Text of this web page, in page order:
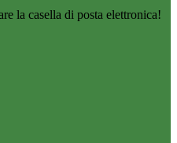
la casella di posta elettronica!